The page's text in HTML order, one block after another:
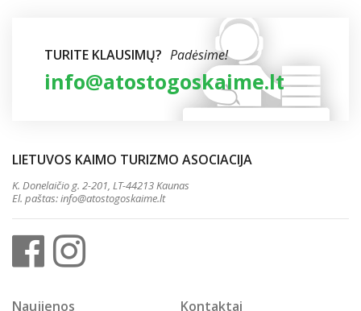
TURITE KLAUSIMŲ? Padėsime!
info@atostogoskaime.lt
LIETUVOS KAIMO TURIZMO ASOCIACIJA
K. Donelaičio g. 2-201, LT-44213 Kaunas
El. paštas:info@atostogoskaime.lt
Naujienos Kontaktai